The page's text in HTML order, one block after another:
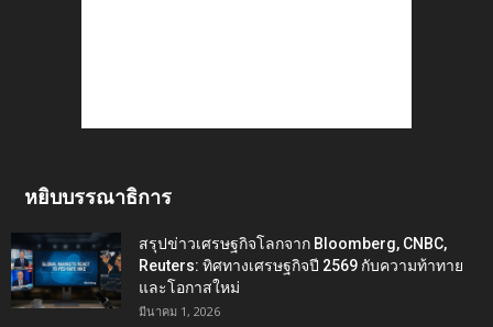
หยิบบรรณาธิการ
สรุปข่าวเศรษฐกิจโลกจาก Bloomberg, CNBC,
Reuters: ทิศทางเศรษฐกิจปี 2569 กับความท้าทาย
และโอกาสใหม่
มีนาคม 1, 2026